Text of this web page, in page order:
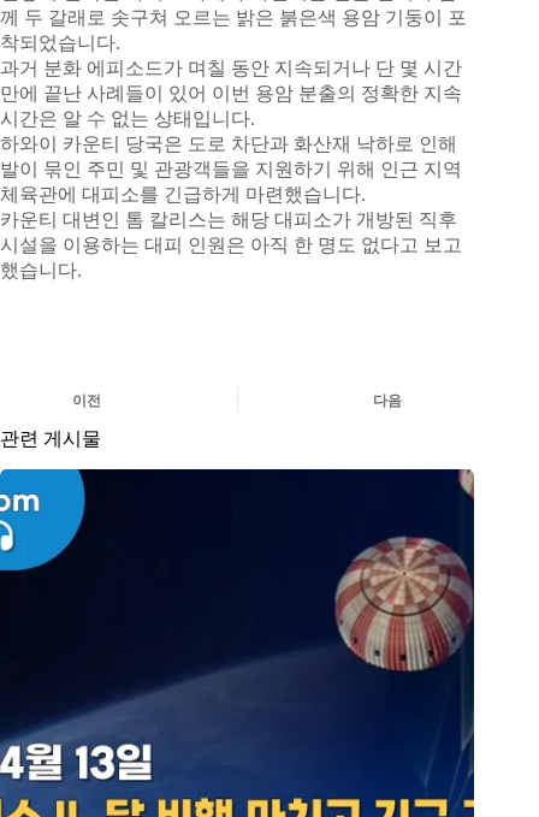
께 두 갈래로 솟구쳐 오르는 밝은 붉은색 용암 기둥이 포
착되었습니다.
과거 분화 에피소드가 며칠 동안 지속되거나 단 몇 시간
만에 끝난 사례들이 있어 이번 용암 분출의 정확한 지속
시간은 알 수 없는 상태입니다.
하와이 카운티 당국은 도로 차단과 화산재 낙하로 인해
발이 묶인 주민 및 관광객들을 지원하기 위해 인근 지역
체육관에 대피소를 긴급하게 마련했습니다.
카운티 대변인 톰 칼리스는 해당 대피소가 개방된 직후
시설을 이용하는 대피 인원은 아직 한 명도 없다고 보고
했습니다.
이전 다음
관련 게시물